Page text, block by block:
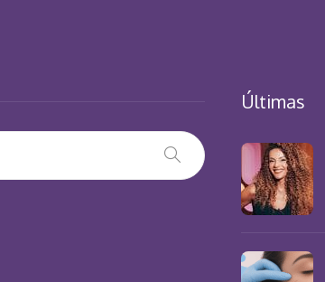
Últimas